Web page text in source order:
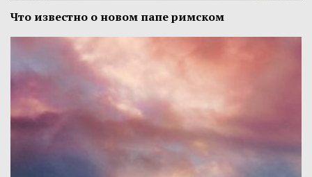
Что известно о новом папе римском